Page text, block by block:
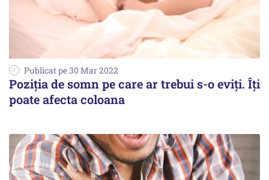
Publicat pe 30 Mar 2022
Poziţia de somn pe care ar trebui s-o eviţi. Îţi
poate afecta coloana